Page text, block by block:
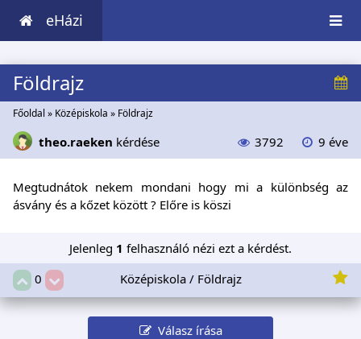
eHázi
Földrajz
Főoldal » Középiskola » Földrajz
theo.raeken kérdése 3792 9 éve
Megtudnátok nekem mondani hogy mi a különbség az
ásvány és a kőzet között ? Előre is köszi
Jelenleg 1 felhasználó nézi ezt a kérdést.
0
Középiskola / Földrajz
Válasz írása